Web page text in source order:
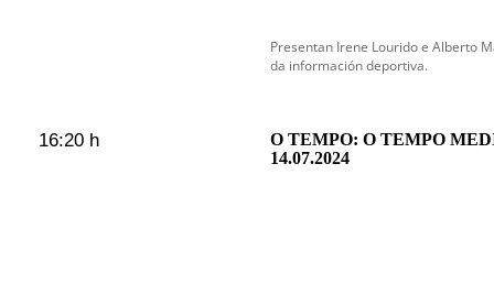
Presentan Irene Lourido e Alberto
da información deportiva.
16:20 h
O TEMPO: O TEMPO
14.07.2024